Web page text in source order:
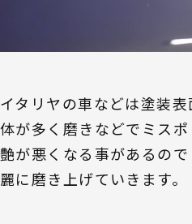
イタリヤの車などは塗装
体が多く磨きなどでミス
艶が悪くなる事があるの
麗に磨き上げていきます。